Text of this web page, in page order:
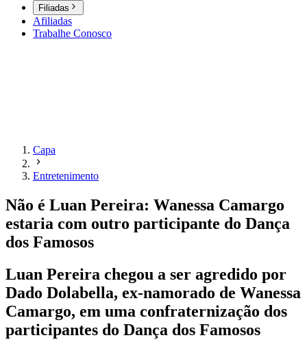
Filiadas
Afiliadas
Trabalhe Conosco
Capa
Entretenimento
Não é Luan Pereira: Wanessa Camargo
estaria com outro participante do Dança
dos Famosos
Luan Pereira chegou a ser agredido por
Dado Dolabella, ex-namorado de Wanessa
Camargo, em uma confraternização dos
participantes do Dança dos Famosos